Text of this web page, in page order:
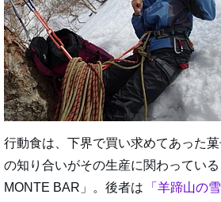
行動食は、下界で買い求めてあった
の知り合いがその生産に関わってい
MONTE BAR」。後者は
羊蹄山の